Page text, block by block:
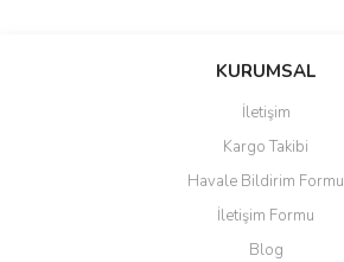
KURUMSAL
İletişim
Kargo Takibi
Havale Bildirim Formu
İletişim Formu
Blog